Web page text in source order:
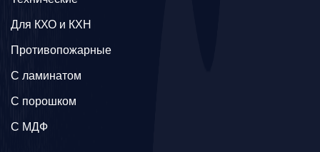
Для КХО и КХН
Противопожарные
С ламинатом
С порошком
С МДФ